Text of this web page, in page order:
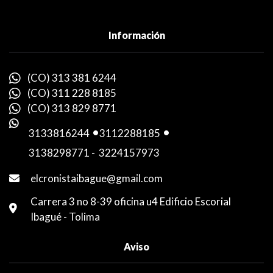
Información
(CO) 313 381 6244
(CO) 311 228 8185
(CO) 313 829 8771
3133816244 -3112288185 -
3138298771 - 3224157973
elcronistaibague@gmail.com
Carrera 3 no 8-39 oficina u4 Edificio Escorial
Ibagué - Tolima
Aviso